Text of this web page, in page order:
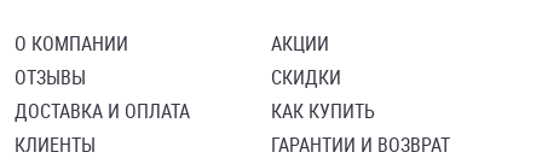
О КОМПАНИИ
ОТЗЫВЫ
ДОСТАВКА И ОПЛАТА
КЛИЕНТЫ
АКЦИИ
СКИДКИ
КАК КУПИТЬ
ГАРАНТИИ И ВОЗВРАТ